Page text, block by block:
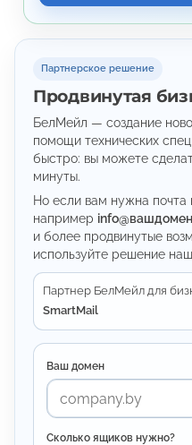
Партнерское решение
Продвинутая
БелМейл — создание
помощи технических
быстро: вы можете
минуты.
Но если вам нужна почта
например
и более продвинутые
используйте решение
Партнер БелМейл для
SmartMail
Ваш домен
Сколько ящиков нужно?